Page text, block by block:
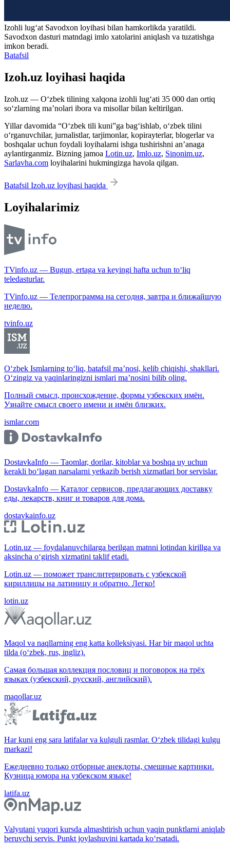
Izohli lugʻat Savodxon loyihasi bilan hamkorlikda yaratildi.
Savodxon dasturi matndagi imlo xatolarini aniqlash va tuzatishga
imkon beradi.
Batafsil
Izoh.uz loyihasi haqida
Izoh.uz — O‘zbek tilining xalqona izohli lug‘ati 35 000 dan ortiq
so‘zlarning ma’nolari ibora va misollar bilan keltirilgan.
Yillar davomida “O‘zbek tili kuni”ga bag‘ishlab, o‘zbek tilini
o‘rganuvchilar, jurnalistlar, tarjimonlar, kopirayterlar, blogerlar va
boshqalar uchun foydali loyihalarni ishga tushirishni an’anaga
aylantirganmiz. Bizning jamoa Lotin.uz, Imlo.uz, Sinonim.uz,
Sarlavha.com loyihalarini hukmingizga havola qilgan.
Batafsil Izoh.uz loyihasi haqida
Loyihalarimiz
TVinfo.uz — Bugun, ertaga va keyingi hafta uchun to‘liq
teledasturlar.
TVinfo.uz — Телепрограмма на сегодня, завтра и ближайшую
неделю.
tvinfo.uz
O‘zbek Ismlarning to‘liq, batafsil ma’nosi, kelib chiqishi, shakllari.
O‘zingiz va yaqinlaringizni ismlari ma’nosini bilib oling.
Полный смысл, происхождение, формы узбекских имён.
Узнайте смысл своего имени и имён близких.
ismlar.com
DostavkaInfo — Taomlar, dorilar, kitoblar va boshqa uy uchun
kerakli bo‘lagan narsalarni yetkazib berish xizmatlari bor servislar.
DostavkaInfo — Каталог сервисов, предлагающих доставку
еды, лекарств, книг и товаров для дома.
dostavkainfo.uz
Lotin.uz — foydalanuvchilarga berilgan matnni lotindan kirillga va
aksincha o‘girish xizmatini taklif etadi.
Lotin.uz — поможет транслитерировать с узбекской
кириллицы на латиницу и обратно. Легко!
lotin.uz
Maqol va naqllarning eng katta kolleksiyasi. Har bir maqol uchta
tilda (o‘zbek, rus, ingliz).
Самая большая коллекция пословиц и поговорок на трёх
языках (узбекский, русский, английский).
maqollar.uz
Har kuni eng sara latifalar va kulguli rasmlar. O‘zbek tilidagi kulgu
markazi!
Ежедневно только отборные анекдоты, смешные картинки.
Кузница юмора на узбекском языке!
latifa.uz
Valyutani yuqori kursda almashtirish uchun yaqin punktlarni aniqlab
beruvchi servis. Punkt joylashuvini kartada ko‘rsatadi.